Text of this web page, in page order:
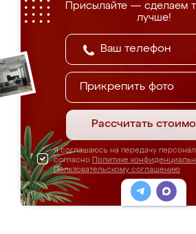
Присылайте — сделаем
лучше!
Прикрепить фото
Рассчитать
Я соглашаюсь на передачу
согласно Политике
Пользовательскому соглашению